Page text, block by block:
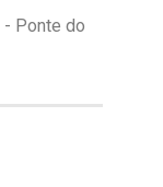
- Ponte do